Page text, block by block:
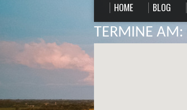
HOME BLOG
TERMINE AM: